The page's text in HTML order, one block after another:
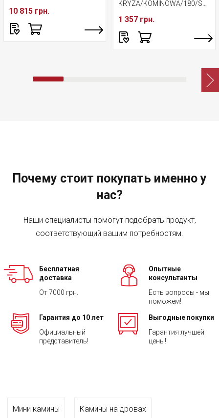
10 815 грн.
1 357 грн.
Почему стоит покупать именно у
нас?
Наши специалисты помогут подобрать продукт,
соответствующий вашим потребностям.
Бесплатная
доставка
От 7000 грн.
Опытные
консультанты
Есть вопросы - мы
поможем!
Гарантия до 10 лет
Официальный
представитель!
Выгодные покупки
Гарантия лучшей
цены!
Мини камины Камины на дровах